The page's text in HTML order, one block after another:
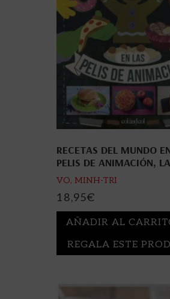
RECETAS DEL MUNDO
PELIS DE ANIMACIÓN,
VO, MINH-TRI
18,95€
AÑADIR AL
REGALA ESTE